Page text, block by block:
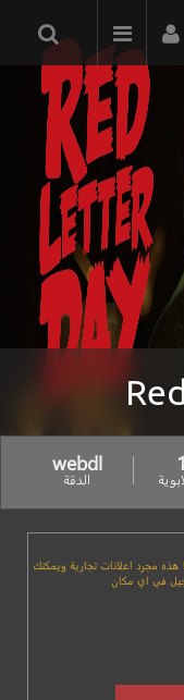
webdl
الدقة
مجرد اعلانات تجارية ويمكنك
في اي مكان